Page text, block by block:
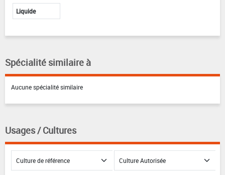
Liquide
Spécialité similaire à
Aucune spécialité similaire
Usages / Cultures